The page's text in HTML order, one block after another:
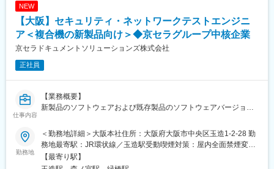
身につきます。
・長期的なキャリア形成
腰を据えて技術に向き合える環境です。ベテラン層が厚い組織の
変更の範囲：会社の定める業務
（2）テスト戦略とプロセスの策定と実施：テスト計画の作成と実
施。テスト環境の構築と管理。
（3）プロジェクトの進行管理とリスク評価：プロジェクトのスケ
ジュール管理と進捗報告。開発チームや関連部門との連携とコミ
Confluence, Backlog、Githubなど
ダイキン工業は2017年から社内大学であるダイキン情報技術大学
を開講し、既存社員、新入社員に様々なデジタル人材教育を行っ
ています。技術習得に積極的な若手を中心とした多種多様なテー
マの推進と、若手を導くテックリードで、社内外の様々な組織と
NEW
【大阪】セキュリティ・ネットワークテストエンジニ
ア＜複合機の新製品向け＞◆京セラグループ中核企業
京セラドキュメントソリューションズ株式会社
正社員
仕事内容
【業務概要】
新製品のソフトウェアおよび既存製品のソフトウェアバージョン
ソフトウェア品質評価・テストを通じて、製品の安全性・信頼性
向上と市場投入後のトラブルを防止しています。
【具体的な業務内容】
勤務地
＜勤務地詳細＞大阪本社住所：大阪府大阪市中央区玉造1-2-28 勤
務地最寄駅：JR環状線／玉造駅受動喫煙対策：屋内全面禁煙変更
の範囲：会社の定める事業所（リモートワーク含む）
【最寄り駅】